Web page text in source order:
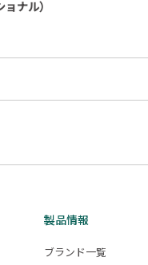
ナル）
製品情報
ブランド一覧